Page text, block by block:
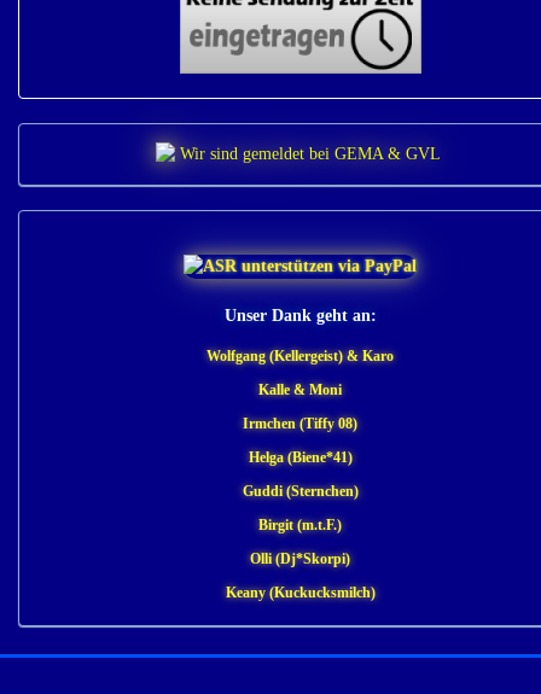
Unser Dank geht an:
Wolfgang (Kellergeist) & Karo
Kalle & Moni
Irmchen (Tiffy 08)
Helga (Biene*41)
Guddi (Sternchen)
Birgit (m.t.F.)
Olli (Dj*Skorpi)
Keany (Kuckucksmilch)